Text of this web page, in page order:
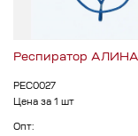
Респиратор
РЕС0027
Цена за 1 шт
Опт: